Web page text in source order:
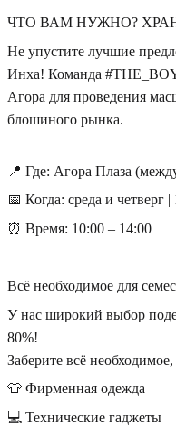
ЧТО ВАМ НУЖНО?
Не упустите лучшие
Инха! Команда
Агора для проведения
блошиного рынка.
📍 Где: Агора Плаза
📅 Когда: среда и четверг
⏰ Время: 10:00 – 14:00
Всё необходимое для
У нас широкий выбор
80%!
Заберите всё
👕 Фирменная одежда
💻 Технические гаджеты